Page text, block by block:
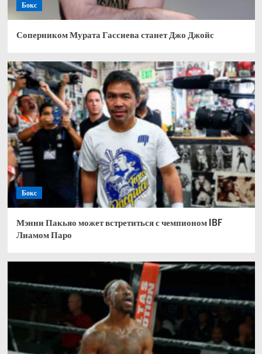
Бокс
Соперником Мурата Гассиева станет Джо Джойс
Бокс
Мэнни Пакьяо может встретиться с чемпионом IBF
Лиамом Паро